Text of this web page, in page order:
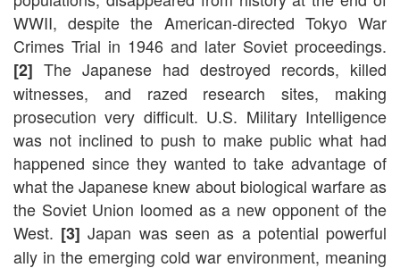
WWII, despite the American-directed Tokyo War
Crimes Trial in 1946 and later Soviet proceedings.
[2] The Japanese had destroyed records, killed
witnesses, and razed research sites, making
prosecution very difficult. U.S. Military Intelligence
was not inclined to push to make public what had
happened since they wanted to take advantage of
what the Japanese knew about biological warfare as
the Soviet Union loomed as a new opponent of the
West. [3] Japan was seen as a potential powerful
ally in the emerging cold war environment, meaning